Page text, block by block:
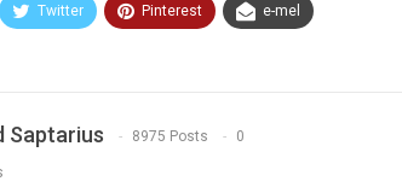
Twitter Pinterest e-mel
Saptarius 8975 Posts 0